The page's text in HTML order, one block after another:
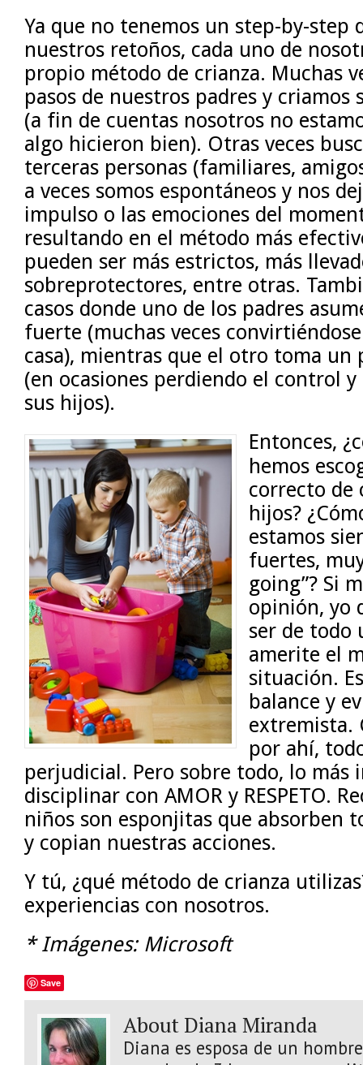
Ya que no tenemos un step-by-step
nuestros retoños, cada uno de
propio método de crianza. Muchas
pasos de nuestros padres y criamos
(a fin de cuentas nosotros no
algo hicieron bien). Otras veces
terceras personas (familiares,
a veces somos espontáneos y nos
impulso o las emociones del
resultando en el método más
pueden ser más estrictos, más
sobreprotectores, entre otras.
casos donde uno de los padres
fuerte (muchas veces
casa), mientras que el otro toma un
(en ocasiones perdiendo el control
sus hijos).
Entonces,
hemos
correcto de
hijos?
estamos
fuertes,
going”? Si
opinión, yo
ser de todo
amerite el
situación.
balance y
extremista.
por ahí,
perjudicial. Pero sobre todo, lo más
disciplinar con AMOR y RESPETO.
niños son esponjitas que absorben
y copian nuestras acciones.
Y tú, ¿qué método de crianza
experiencias con nosotros.
* Imágenes: Microsoft
Save
About Diana Miranda
Diana es esposa de un